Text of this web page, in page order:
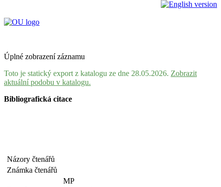
Úplné zobrazení záznamu
Toto je statický export z katalogu ze dne 28.05.2026. Zobrazit
aktuální podobu v katalogu.
Bibliografická citace
Názory čtenářů
Známka čtenářů
MP